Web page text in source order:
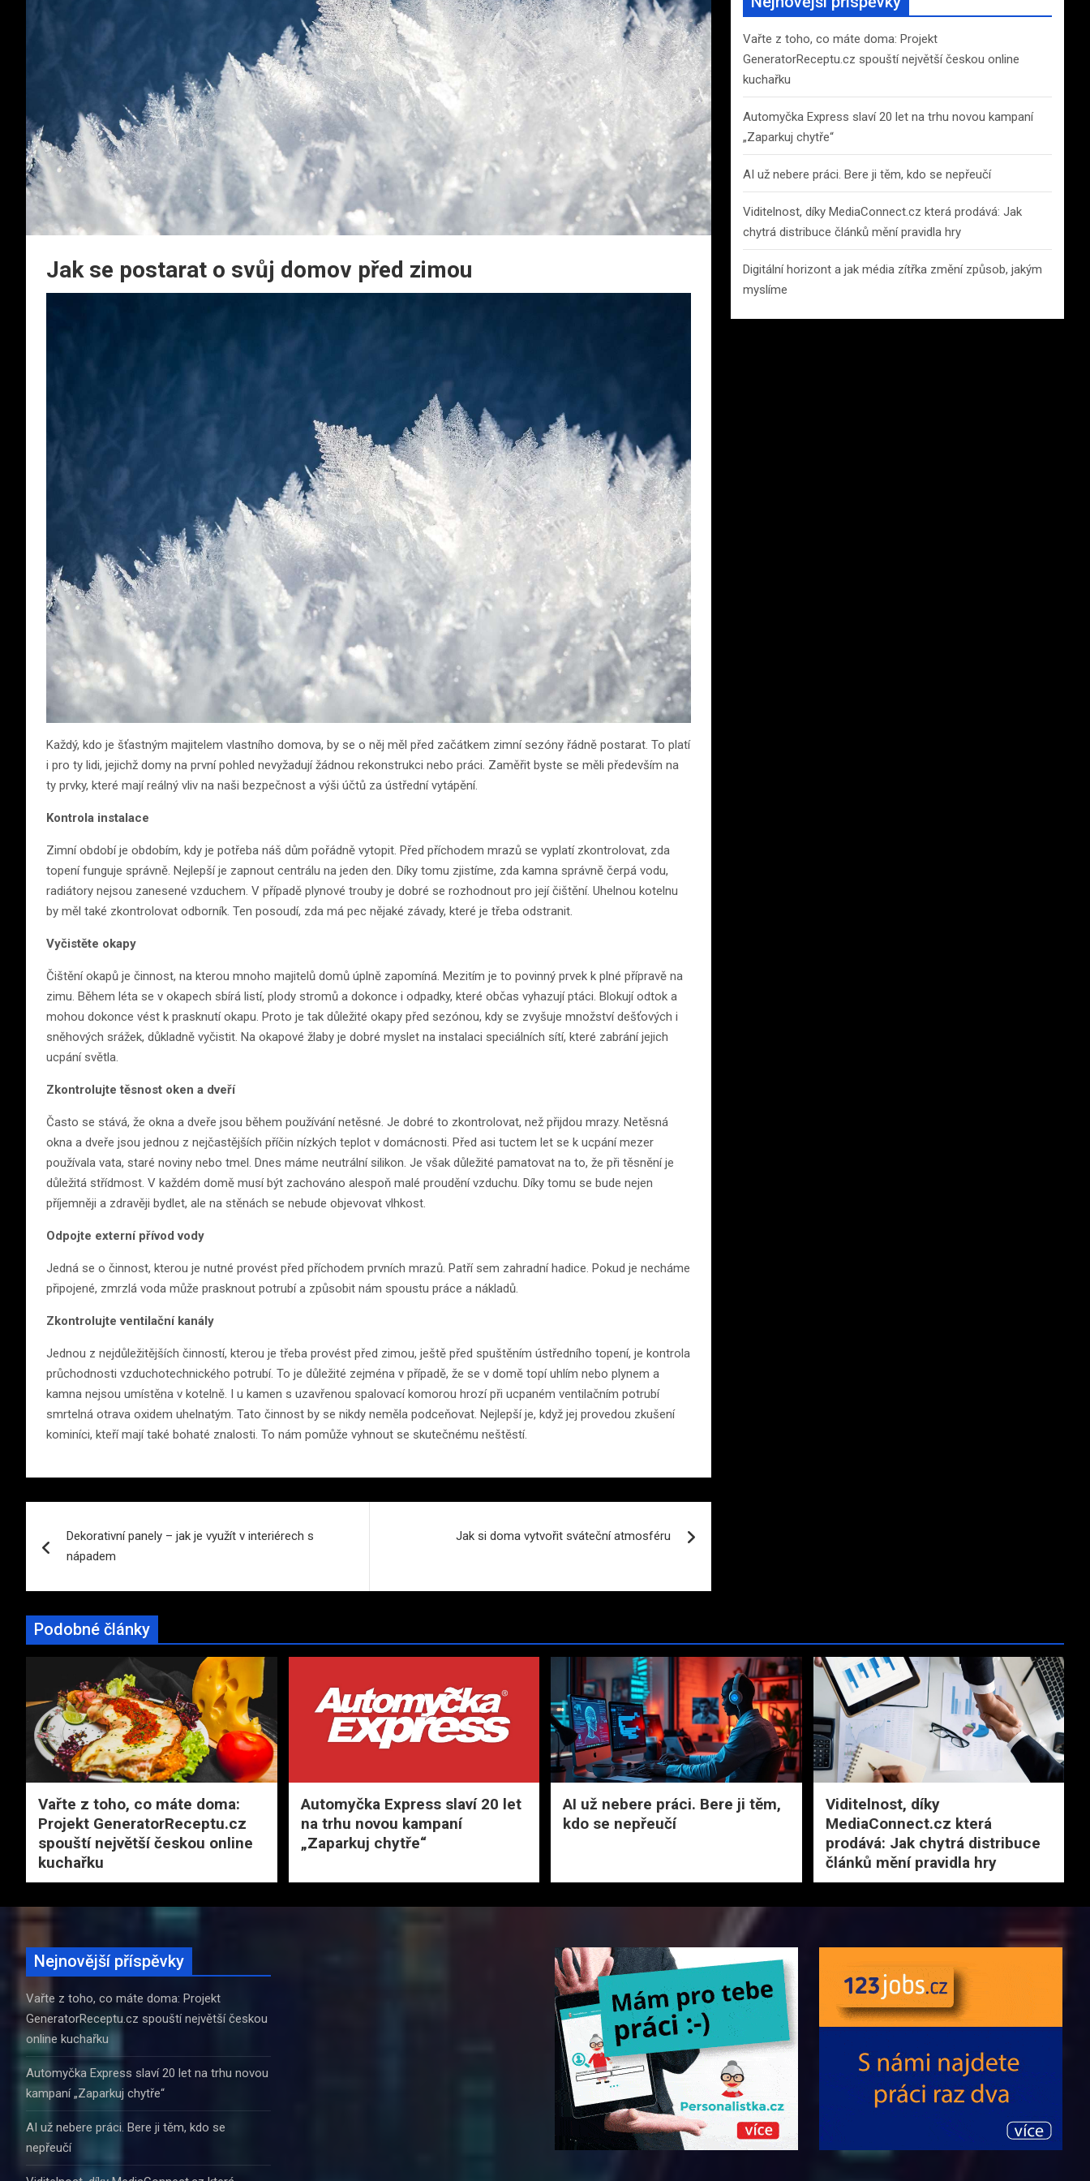
Jak se postarat o svůj domov před zimou
Každý, kdo je šťastným majitelem vlastního domova, by se o něj měl před začátkem zimní sezóny řádně postarat. To platí
i pro ty lidi, jejichž domy na první pohled nevyžadují žádnou rekonstrukci nebo práci. Zaměřit byste se měli především na
ty prvky, které mají reálný vliv na naši bezpečnost a výši účtů za ústřední vytápění.
Kontrola instalace
Zimní období je obdobím, kdy je potřeba náš dům pořádně vytopit. Před příchodem mrazů se vyplatí zkontrolovat, zda
topení funguje správně. Nejlepší je zapnout centrálu na jeden den. Díky tomu zjistíme, zda kamna správně čerpá vodu,
radiátory nejsou zanesené vzduchem. V případě plynové trouby je dobré se rozhodnout pro její čištění. Uhelnou kotelnu
by měl také zkontrolovat odborník. Ten posoudí, zda má pec nějaké závady, které je třeba odstranit.
Vyčistěte okapy
Čištění okapů je činnost, na kterou mnoho majitelů domů úplně zapomíná. Mezitím je to povinný prvek k plné přípravě na
zimu. Během léta se v okapech sbírá listí, plody stromů a dokonce i odpadky, které občas vyhazují ptáci. Blokují odtok a
mohou dokonce vést k prasknutí okapu. Proto je tak důležité okapy před sezónou, kdy se zvyšuje množství dešťových i
sněhových srážek, důkladně vyčistit. Na okapové žlaby je dobré myslet na instalaci speciálních sítí, které zabrání jejich
ucpání světla.
Zkontrolujte těsnost oken a dveří
Často se stává, že okna a dveře jsou během používání netěsné. Je dobré to zkontrolovat, než přijdou mrazy. Netěsná
okna a dveře jsou jednou z nejčastějších příčin nízkých teplot v domácnosti. Před asi tuctem let se k ucpání mezer
používala vata, staré noviny nebo tmel. Dnes máme neutrální silikon. Je však důležité pamatovat na to, že při těsnění je
důležitá střídmost. V každém domě musí být zachováno alespoň malé proudění vzduchu. Díky tomu se bude nejen
příjemněji a zdravěji bydlet, ale na stěnách se nebude objevovat vlhkost.
Odpojte externí přívod vody
Jedná se o činnost, kterou je nutné provést před příchodem prvních mrazů. Patří sem zahradní hadice. Pokud je necháme
připojené, zmrzlá voda může prasknout potrubí a způsobit nám spoustu práce a nákladů.
Zkontrolujte ventilační kanály
Jednou z nejdůležitějších činností, kterou je třeba provést před zimou, ještě před spuštěním ústředního topení, je kontrola
průchodnosti vzduchotechnického potrubí. To je důležité zejména v případě, že se v domě topí uhlím nebo plynem a
kamna nejsou umístěna v kotelně. I u kamen s uzavřenou spalovací komorou hrozí při ucpaném ventilačním potrubí
smrtelná otrava oxidem uhelnatým. Tato činnost by se nikdy neměla podceňovat. Nejlepší je, když jej provedou zkušení
kominíci, kteří mají také bohaté znalosti. To nám pomůže vyhnout se skutečnému neštěstí.
pro
příspěvek
Dekorativní panely – jak je využít v interiérech s
nápadem
Jak si doma vytvořit sváteční atmosféru
h
Vařte z toho, co máte doma: Projekt
GeneratorReceptu.cz spouští největší českou online
kuchařku
Automyčka Express slaví 20 let na trhu novou kampaní
„Zaparkuj chytře“
AI už nebere práci. Bere ji těm, kdo se nepřeučí
Viditelnost, díky MediaConnect.cz která prodává: Jak
chytrá distribuce článků mění pravidla hry
Digitální horizont a jak média zítřka změní způsob, jakým
myslíme
Podobné články
Vařte z toho, co máte doma:
Projekt GeneratorReceptu.cz
spouští největší českou online
kuchařku
Automyčka Express slaví 20 let
na trhu novou kampaní
„Zaparkuj chytře“
AI už nebere práci. Bere ji těm,
kdo se nepřeučí
Viditelnost, díky
MediaConnect.cz která
prodává: Jak chytrá distribuce
článků mění pravidla hry
Nejnovější příspěvky
Vařte z toho, co máte doma: Projekt
GeneratorReceptu.cz spouští největší českou
online kuchařku
Automyčka Express slaví 20 let na trhu novou
kampaní „Zaparkuj chytře“
AI už nebere práci. Bere ji těm, kdo se
nepřeučí